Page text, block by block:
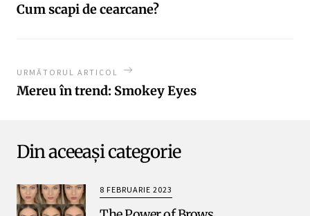
Cum scapi de cearcane?
URMĂTORUL ARTICOL
Mereu în trend: Smokey Eyes
Din aceeași categorie
8 FEBRUARIE 2023